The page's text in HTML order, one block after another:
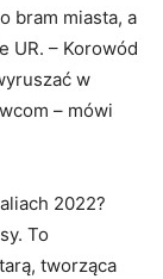
bram miasta, a
UR. – Korowód
w
– mówi
2022?
To
tworząca